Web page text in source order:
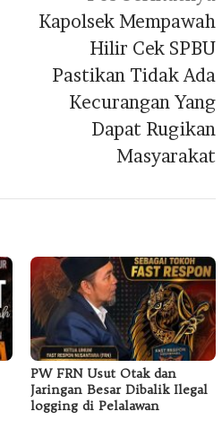
Kapolsek Mempawah
Hilir Cek SPBU
Pastikan Tidak Ada
Kecurangan Yang
Dapat Rugikan
Masyarakat
PW FRN Usut Otak dan
Jaringan Besar Dibalik Ilegal
logging di Pelalawan